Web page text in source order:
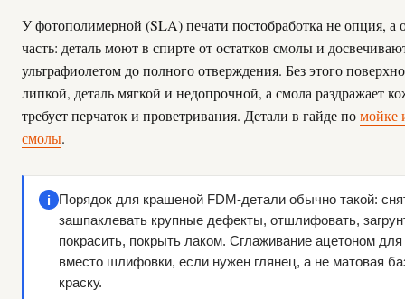
У фотополимерной (SLA) печати постобработка не опция, а
часть: деталь моют в спирте от остатков смолы и
ультрафиолетом до полного отверждения. Без этого
липкой, деталь мягкой и недопрочной, а смола раздражает
требует перчаток и проветривания. Детали в гайде помойке
смолы.
i
Порядок для крашеной FDM-детали обычно такой:
зашпаклевать крупные дефекты, отшлифовать,
покрасить, покрыть лаком. Сглаживание ацетоном для
вместо шлифовки, если нужен глянец, а не матовая
краску.